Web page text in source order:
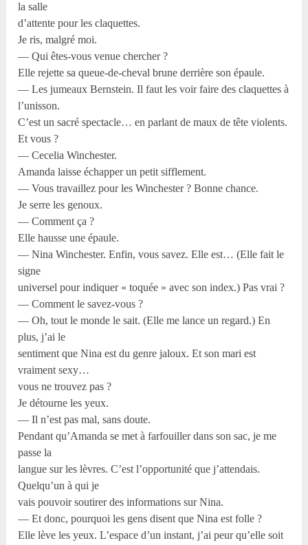
la salle
d’attente pour les claquettes.
Je ris, malgré moi.
— Qui êtes-vous venue chercher ?
Elle rejette sa queue-de-cheval brune derrière son épaule.
— Les jumeaux Bernstein. Il faut les voir faire des claquettes à
l’unisson.
C’est un sacré spectacle… en parlant de maux de tête violents.
Et vous ?
— Cecelia Winchester.
Amanda laisse échapper un petit sifflement.
— Vous travaillez pour les Winchester ? Bonne chance.
Je serre les genoux.
— Comment ça ?
Elle hausse une épaule.
— Nina Winchester. Enfin, vous savez. Elle est… (Elle fait le
signe
universel pour indiquer « toquée » avec son index.) Pas vrai ?
— Comment le savez-vous ?
— Oh, tout le monde le sait. (Elle me lance un regard.) En
plus, j’ai le
sentiment que Nina est du genre jaloux. Et son mari est
vraiment sexy…
vous ne trouvez pas ?
Je détourne les yeux.
— Il n’est pas mal, sans doute.
Pendant qu’Amanda se met à farfouiller dans son sac, je me
passe la
langue sur les lèvres. C’est l’opportunité que j’attendais.
Quelqu’un à qui je
vais pouvoir soutirer des informations sur Nina.
— Et donc, pourquoi les gens disent que Nina est folle ?
Elle lève les yeux. L’espace d’un instant, j’ai peur qu’elle soit